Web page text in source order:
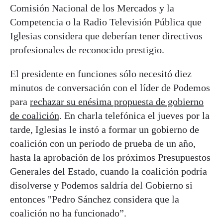
Comisión Nacional de los Mercados y la
Competencia o la Radio Televisión Pública que
Iglesias considera que deberían tener directivos
profesionales de reconocido prestigio.
El presidente en funciones sólo necesitó diez
minutos de conversación con el líder de Podemos
para rechazar su enésima propuesta de gobierno
de coalición. En charla telefónica el jueves por la
tarde, Iglesias le instó a formar un gobierno de
coalición con un período de prueba de un año,
hasta la aprobación de los próximos Presupuestos
Generales del Estado, cuando la coalición podría
disolverse y Podemos saldría del Gobierno si
entonces "Pedro Sánchez considera que la
coalición no ha funcionado”.